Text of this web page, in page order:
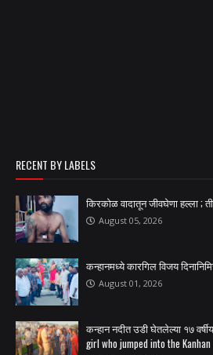
RECENT BY LABELS
किरकोळ वादातून जीवघेणा हल्ला ;
August 05, 2026
कन्हानमध्ये कारगिल विजय
August 01, 2026
कन्हान नदीत उडी घेतलेल्या १७
girl who jumped into the